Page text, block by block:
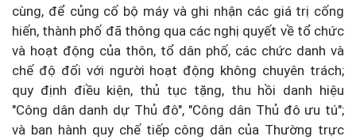
cùng, để củng cố bộ máy và ghi nhận các giá trị cống
hiến, thành phố đã thông qua các nghị quyết về tổ chức
và hoạt động của thôn, tổ dân phố, các chức danh và
chế độ đối với người hoạt động không chuyên trách;
quy định điều kiện, thủ tục tặng, thu hồi danh hiệu
"Công dân danh dự Thủ đô", "Công dân Thủ đô ưu tú";
và ban hành quy chế tiếp công dân của Thường trực